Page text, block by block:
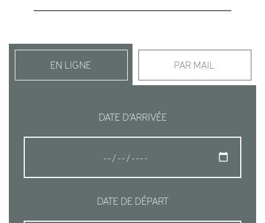
EN LIGNE PAR MAIL
DATE D’ARRIVÉE
DATE DE DÉPART